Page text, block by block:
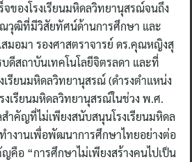
ของโรงเรียนมหิดลวิทยานุสรณ์จนถึง
วุฒิที่มีวิสัยทัศน์ด้านการศึกษา และ
มอมา รองศาสตราจารย์ ดร.คุณหญิงสุ
สถาบันเทคโนโลยีจิตรลดา และที่
รียนมหิดลวิทยานุสรณ์ (ดำรงตำแหน่ง
เรียนมหิดลวิทยานุสรณ์ในช่วง พ.ศ.
ำคัญที่ไม่เพียงสนับสนุนโรงเรียนมหิดล
งานเพื่อพัฒนาการศึกษาไทยอย่างต่อ
ญคือ “การศึกษาไม่เพียงสร้างคนไปเป็น